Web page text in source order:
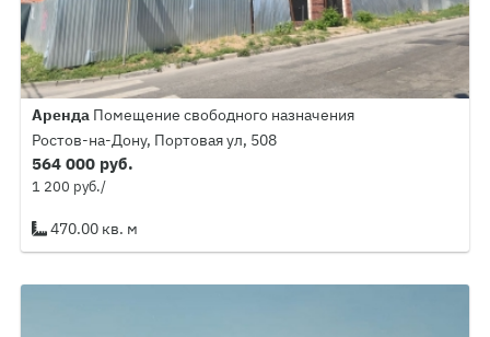
Аренда Помещение свободного назначения
Ростов-на-Дону, Портовая ул, 508
564 000 руб.
1 200 руб./
470.00 кв. м